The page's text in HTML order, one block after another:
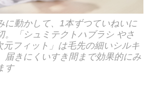
に動かして、1本ずつていねいに
。「シュミテクトハブラシ やさ
元フィット」は毛先の細いシルキ
届きにくいすき間まで効果的にみ
す